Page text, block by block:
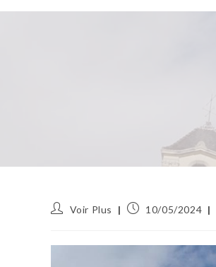
Auteur/autrice
publication :
Voir Plus
Publication
10/05/2024